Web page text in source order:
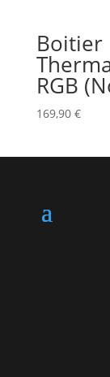
Boitier
RGB
169,90 €